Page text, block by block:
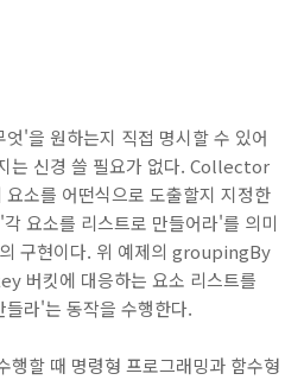
'을 원하는지 직접 명시할 수 있어
는 신경 쓸 필요가 없다. Collector
소를 어떤식으로 도출할지 지정한
요소를 리스트로 만들어라'를 의미
구현이다. 위 예제의 groupingBy
버킷에 대응하는 요소 리스트를
라'는 동작을 수행한다.
할 때 명령형 프로그래밍과 함수형